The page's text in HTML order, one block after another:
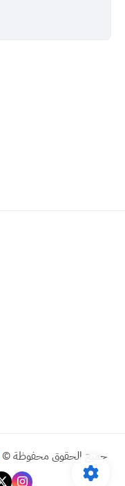
جميع الحقوق محفوظة ©